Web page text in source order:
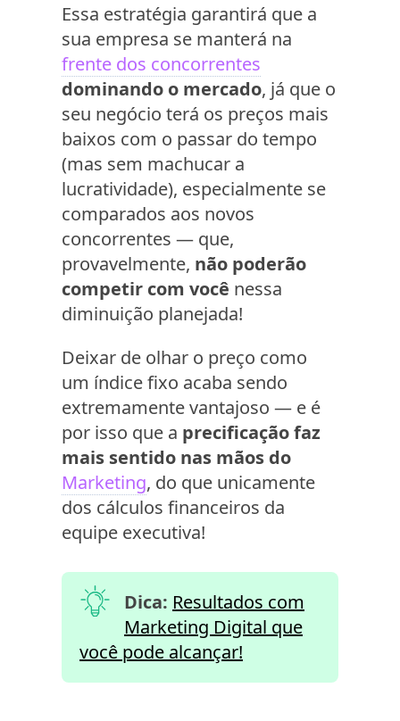
Essa estratégia garantirá que a
sua empresa se manterá na
frente dos concorrentes
dominando o mercado, já que o
seu negócio terá os preços mais
baixos com o passar do tempo
(mas sem machucar a
lucratividade), especialmente se
comparados aos novos
concorrentes — que,
provavelmente, não poderão
competir com você nessa
diminuição planejada!
Deixar de olhar o preço como
um índice fixo acaba sendo
extremamente vantajoso — e é
por isso que a precificação faz
mais sentido nas mãos do
Marketing, do que unicamente
dos cálculos financeiros da
equipe executiva!
Dica: Resultados com
Marketing Digital que
você pode alcançar!